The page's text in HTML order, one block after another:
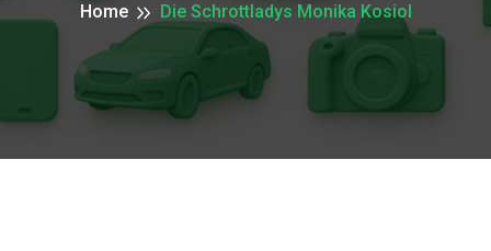
Home Die Schrottladys Monika Kosiol